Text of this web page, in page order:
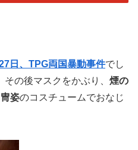
日、TPG両国暴動事件でし
の後マスクをかぶり、 煙の
姿のコスチュームでおなじ